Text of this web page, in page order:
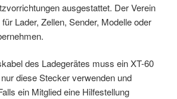
ausgestattet. Der Verein
Lader, Zellen, Sender, Modelle oder
des Ladegerätes muss ein XT-60
diese Stecker verwenden und
ein Mitglied eine Hilfestellung